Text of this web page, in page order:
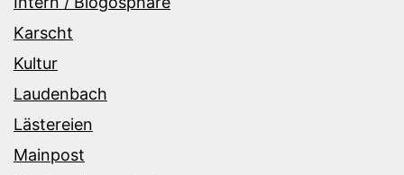
Karscht
Kultur
Laudenbach
Lästereien
Mainpost